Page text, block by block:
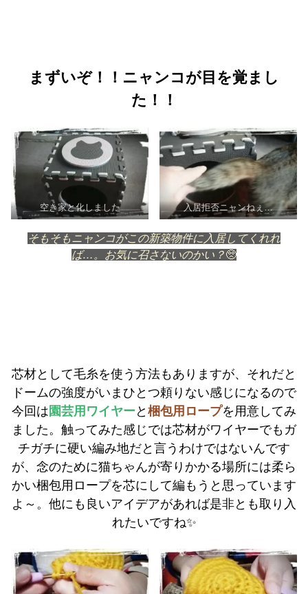
まずいぞ！！ニャンコが目を覚まし
た！！
空き家と化しました 入居拒否ニャンねぇ…
そもそもニャンコがこの新築物件に入居してくれれ
ば…。お気に召さないのかい？🥺
芯材として毛糸を使う方法もありますが、それだと
ドームの強度がいまひとつ頼りない感じになるので
今回は 園芸用ワイヤーと 梱包用ロープを用意してみ
ました。触ってみた感じでは芯材がワイヤーでもガ
チガチに硬い編み地だと言うわけではないんです
が、念のために猫ちゃんが寄りかかる場所には柔ら
かい梱包用ロープを芯にして編もうと思っています
よ～。他にも良いアイデアがあれば是非とも取り入
れたいですね✨